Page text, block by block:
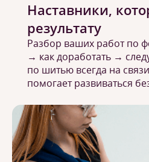
Наставники,
результату
Разбор ваших работ по
→ как доработать →
по шитью всегда на
помогает развиваться